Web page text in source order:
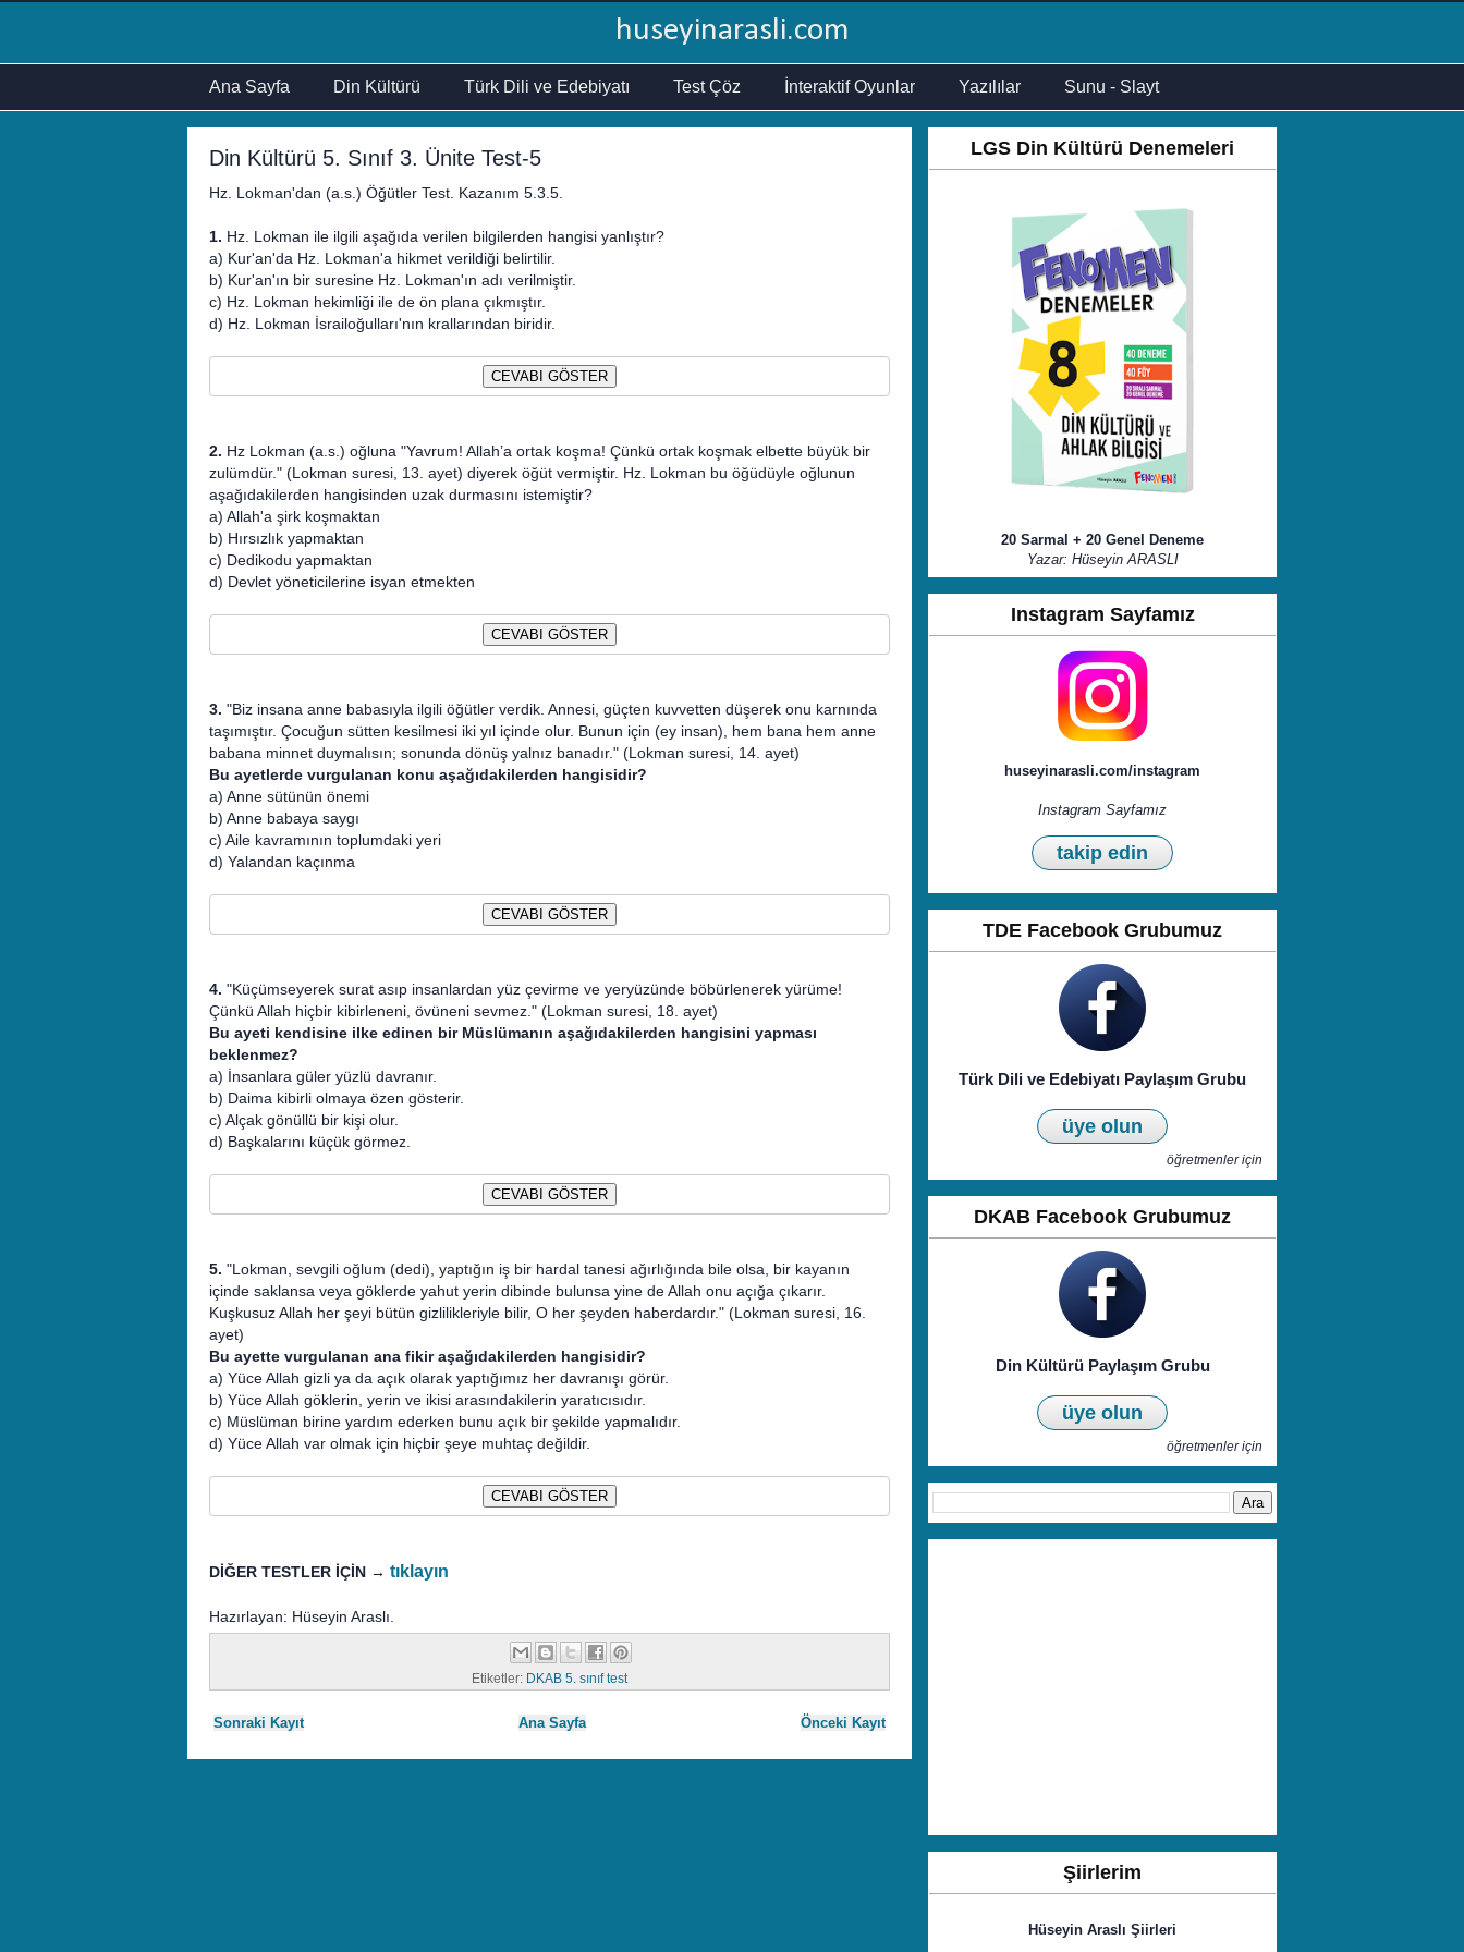
huseyinarasli.com
Ana Sayfa Din Kültürü Türk Dili ve Edebiyatı Test Çöz İnteraktif Oyunlar Yazılılar Sunu - Slayt
Din Kültürü 5. Sınıf 3. Ünite Test-5
Hz. Lokman'dan (a.s.) Öğütler Test. Kazanım 5.3.5.
1. Hz. Lokman ile ilgili aşağıda verilen bilgilerden hangisi yanlıştır?
a) Kur'an'da Hz. Lokman'a hikmet verildiği belirtilir.
b) Kur'an'ın bir suresine Hz. Lokman'ın adı verilmiştir.
c) Hz. Lokman hekimliği ile de ön plana çıkmıştır.
d) Hz. Lokman İsrailoğulları'nın krallarından biridir.
CEVABI GÖSTER
2. Hz Lokman (a.s.) oğluna "Yavrum! Allah’a ortak koşma! Çünkü ortak koşmak elbette büyük bir
zulümdür." (Lokman suresi, 13. ayet) diyerek öğüt vermiştir. Hz. Lokman bu öğüdüyle oğlunun
aşağıdakilerden hangisinden uzak durmasını istemiştir?
a) Allah'a şirk koşmaktan
b) Hırsızlık yapmaktan
c) Dedikodu yapmaktan
d) Devlet yöneticilerine isyan etmekten
CEVABI GÖSTER
3. "Biz insana anne babasıyla ilgili öğütler verdik. Annesi, güçten kuvvetten düşerek onu karnında
taşımıştır. Çocuğun sütten kesilmesi iki yıl içinde olur. Bunun için (ey insan), hem bana hem anne
babana minnet duymalısın; sonunda dönüş yalnız banadır." (Lokman suresi, 14. ayet)
Bu ayetlerde vurgulanan konu aşağıdakilerden hangisidir?
a) Anne sütünün önemi
b) Anne babaya saygı
c) Aile kavramının toplumdaki yeri
d) Yalandan kaçınma
CEVABI GÖSTER
4. "Küçümseyerek surat asıp insanlardan yüz çevirme ve yeryüzünde böbürlenerek yürüme!
Çünkü Allah hiçbir kibirleneni, övüneni sevmez." (Lokman suresi, 18. ayet)
Bu ayeti kendisine ilke edinen bir Müslümanın aşağıdakilerden hangisini yapması
beklenmez?
a) İnsanlara güler yüzlü davranır.
b) Daima kibirli olmaya özen gösterir.
c) Alçak gönüllü bir kişi olur.
d) Başkalarını küçük görmez.
CEVABI GÖSTER
5. "Lokman, sevgili oğlum (dedi), yaptığın iş bir hardal tanesi ağırlığında bile olsa, bir kayanın
içinde saklansa veya göklerde yahut yerin dibinde bulunsa yine de Allah onu açığa çıkarır.
Kuşkusuz Allah her şeyi bütün gizlilikleriyle bilir, O her şeyden haberdardır." (Lokman suresi, 16.
ayet)
Bu ayette vurgulanan ana fikir aşağıdakilerden hangisidir?
a) Yüce Allah gizli ya da açık olarak yaptığımız her davranışı görür.
b) Yüce Allah göklerin, yerin ve ikisi arasındakilerin yaratıcısıdır.
c) Müslüman birine yardım ederken bunu açık bir şekilde yapmalıdır.
d) Yüce Allah var olmak için hiçbir şeye muhtaç değildir.
CEVABI GÖSTER
DİĞER TESTLER İÇİN → tıklayın
Hazırlayan: Hüseyin Araslı.
Etiketler: DKAB 5. sınıf test
Sonraki Kayıt Önceki Kayıt
Ana Sayfa
LGS Din Kültürü Denemeleri
20 Sarmal + 20 Genel Deneme
Yazar: Hüseyin ARASLI
Instagram Sayfamız
huseyinarasli.com/instagram
Instagram Sayfamız
takip edin
TDE Facebook Grubumuz
Türk Dili ve Edebiyatı Paylaşım Grubu
üye olun
öğretmenler için
DKAB Facebook Grubumuz
Din Kültürü Paylaşım Grubu
üye olun
öğretmenler için
Şiirlerim
Hüseyin Araslı Şiirleri